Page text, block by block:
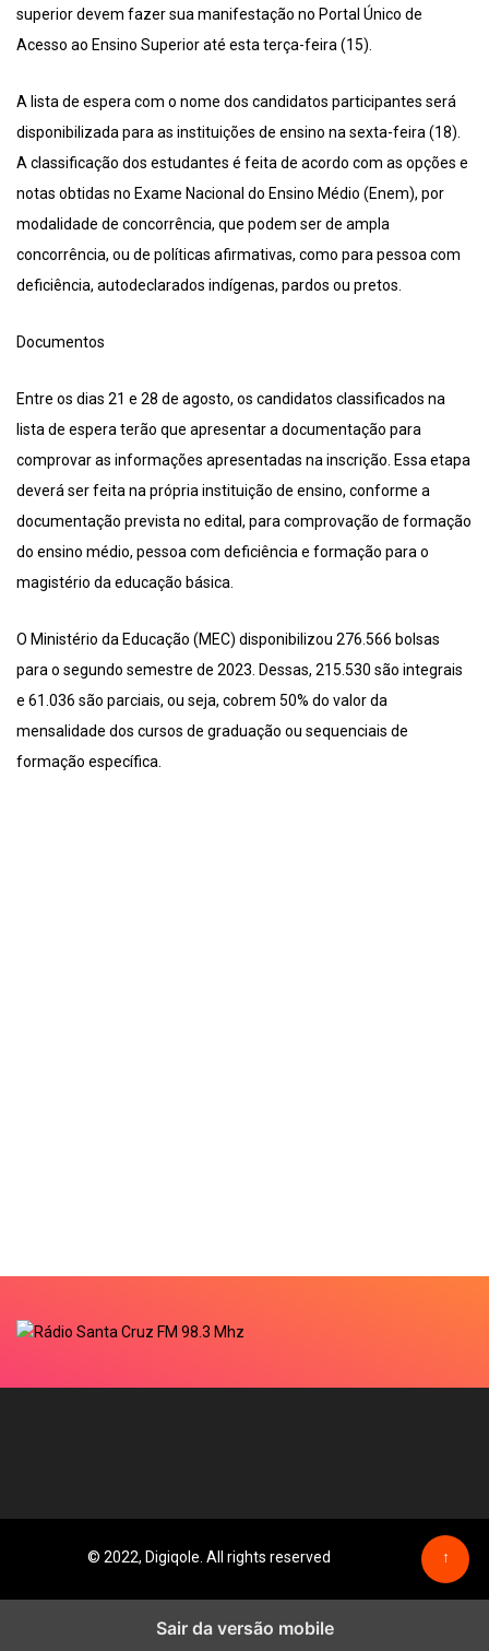
superior devem fazer sua manifestação no Portal Único de
Acesso ao Ensino Superior até esta terça-feira (15).
A lista de espera com o nome dos candidatos participantes será
disponibilizada para as instituições de ensino na sexta-feira (18).
A classificação dos estudantes é feita de acordo com as opções e
notas obtidas no Exame Nacional do Ensino Médio (Enem), por
modalidade de concorrência, que podem ser de ampla
concorrência, ou de políticas afirmativas, como para pessoa com
deficiência, autodeclarados indígenas, pardos ou pretos.
Documentos
Entre os dias 21 e 28 de agosto, os candidatos classificados na
lista de espera terão que apresentar a documentação para
comprovar as informações apresentadas na inscrição. Essa etapa
deverá ser feita na própria instituição de ensino, conforme a
documentação prevista no edital, para comprovação de formação
do ensino médio, pessoa com deficiência e formação para o
magistério da educação básica.
O Ministério da Educação (MEC) disponibilizou 276.566 bolsas
para o segundo semestre de 2023. Dessas, 215.530 são integrais
e 61.036 são parciais, ou seja, cobrem 50% do valor da
mensalidade dos cursos de graduação ou sequenciais de
formação específica.
© 2022, Digiqole. All rights reserved ↑
Sair da versão mobile